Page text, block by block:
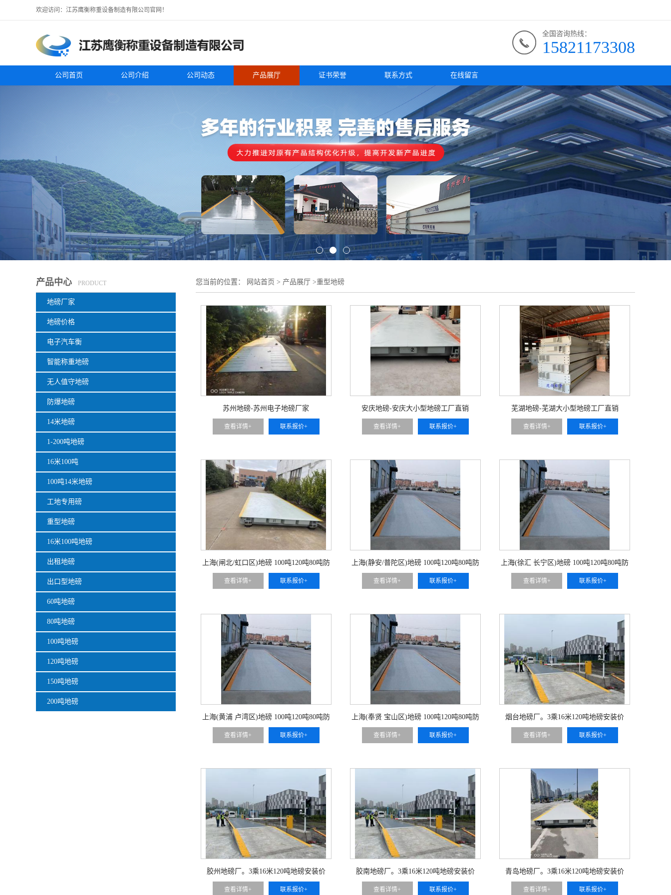
欢迎访问：江苏鹰衡称重设备制造有限公司官网！
全国咨询热线：
15821173308
公司首页 公司介绍 公司动态 产品展厅 证书荣誉 联系方式 在线留言
产品中心 PRODUCT
地磅厂家
地磅价格
电子汽车衡
智能称重地磅
无人值守地磅
防爆地磅
14米地磅
1-200吨地磅
16米100吨
100吨14米地磅
工地专用磅
重型地磅
16米100吨地磅
出租地磅
出口型地磅
60吨地磅
80吨地磅
100吨地磅
120吨地磅
150吨地磅
200吨地磅
您当前的位置： 网站首页 > 产品展厅 >重型地磅
苏州地磅-苏州电子地磅厂家
查看详情+ 联系报价+
安庆地磅-安庆大小型地磅工厂直销
查看详情+ 联系报价+
芜湖地磅-芜湖大小型地磅工厂直销
查看详情+ 联系报价+
上海(闸北/虹口区)地磅 100吨120吨80吨防
腐蚀汽车衡
查看详情+ 联系报价+
上海(静安/普陀区)地磅 100吨120吨80吨防
腐蚀汽车衡
查看详情+ 联系报价+
上海(徐汇 长宁区)地磅 100吨120吨80吨防
腐蚀汽车衡
查看详情+ 联系报价+
上海(黄浦 卢湾区)地磅 100吨120吨80吨防
腐蚀汽车衡
查看详情+ 联系报价+
上海(奉贤 宝山区)地磅 100吨120吨80吨防
腐蚀汽车衡
查看详情+ 联系报价+
烟台地磅厂。3乘16米120吨地磅安装价
查看详情+ 联系报价+
胶州地磅厂。3乘16米120吨地磅安装价
查看详情+ 联系报价+
胶南地磅厂。3乘16米120吨地磅安装价
查看详情+ 联系报价+
青岛地磅厂。3乘16米120吨地磅安装价
查看详情+ 联系报价+